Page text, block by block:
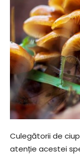
Culegătorii de
atenție acestei